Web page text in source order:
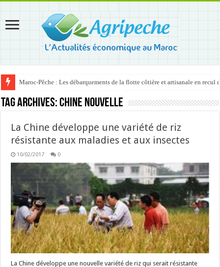
Maroc-Pêche : Les débarquements de la flotte côtière et artisanale en recul
Tag Archives:Chine Nouvelle
La Chine développe une variété de riz
résistante aux maladies et aux insectes
10/02/2017 0
La Chine développe une nouvelle variété de riz qui serait résistante